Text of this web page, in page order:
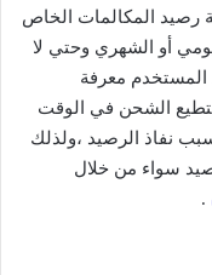
رصيد المكالمات الخاص
أو الشهري وحتي لا
المستخدم معرفة
الشحن في الوقت
نفاذ الرصيد ،ولذلك
سواء من خلال
.